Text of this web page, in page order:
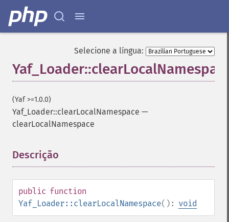
Selecione a língua:
(Yaf >=1.0.0)
Yaf_Loader::clearLocalNamespace —
clearLocalNamespace
Descrição
public function
Yaf_Loader::clearLocalNamespace(): void